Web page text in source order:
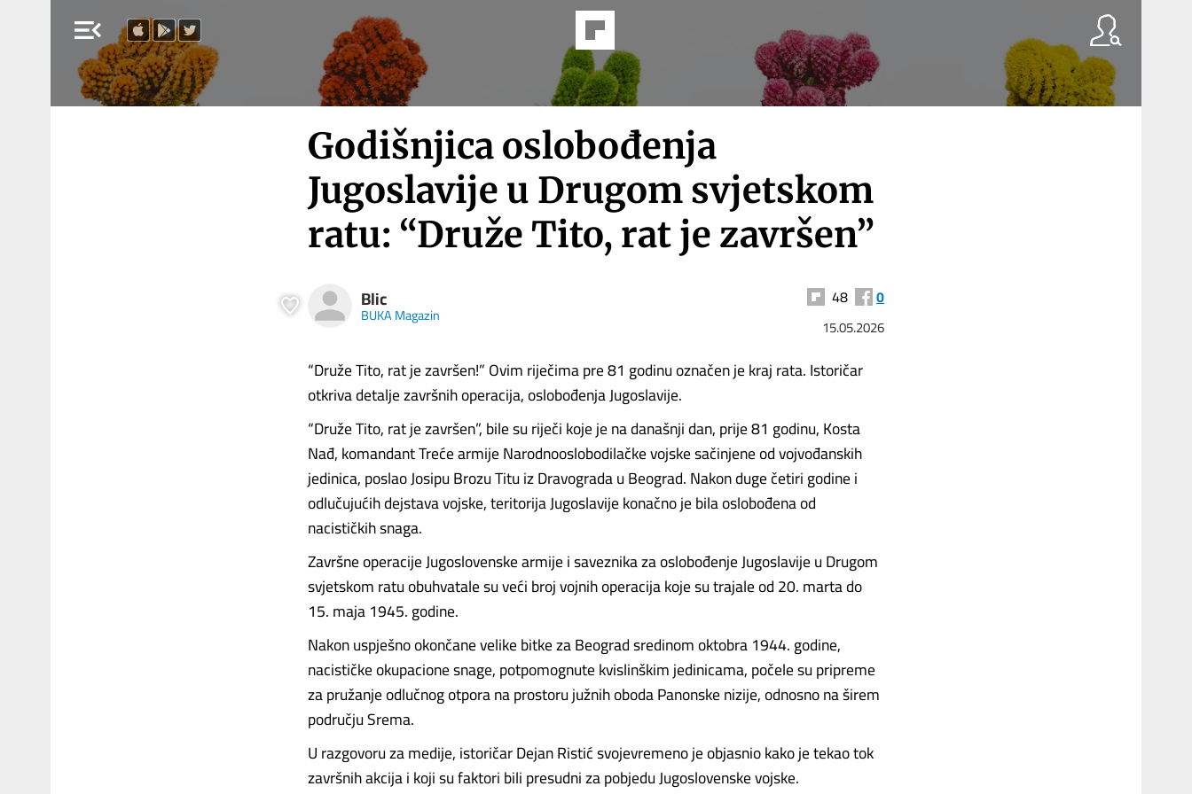
menu_open
Godišnjica oslobođenja
Jugoslavije u Drugom svjetskom
ratu: “Druže Tito, rat je završen”
Blic
BUKA Magazin
48 0
15.05.2026
“Druže Tito, rat je završen!” Ovim riječima pre 81 godinu označen je kraj rata. Istoričar
otkriva detalje završnih operacija, oslobođenja Jugoslavije.
“Druže Tito, rat je završen”, bile su riječi koje je na današnji dan, prije 81 godinu, Kosta
Nađ, komandant Treće armije Narodnooslobodilačke vojske sačinjene od vojvođanskih
jedinica, poslao Josipu Brozu Titu iz Dravograda u Beograd. Nakon duge četiri godine i
odlučujućih dejstava vojske, teritorija Jugoslavije konačno je bila oslobođena od
nacističkih snaga.
Završne operacije Jugoslovenske armije i saveznika za oslobođenje Jugoslavije u Drugom
svjetskom ratu obuhvatale su veći broj vojnih operacija koje su trajale od 20. marta do
15. maja 1945. godine.
Nakon uspješno okončane velike bitke za Beograd sredinom oktobra 1944. godine,
nacističke okupacione snage, potpomognute kvislinškim jedinicama, počele su pripreme
za pružanje odlučnog otpora na prostoru južnih oboda Panonske nizije, odnosno na širem
području Srema.
U razgovoru za medije, istoričar Dejan Ristić svojevremeno je objasnio kako je tekao tok
završnih akcija i koji su faktori bili presudni za pobjedu Jugoslovenske vojske.